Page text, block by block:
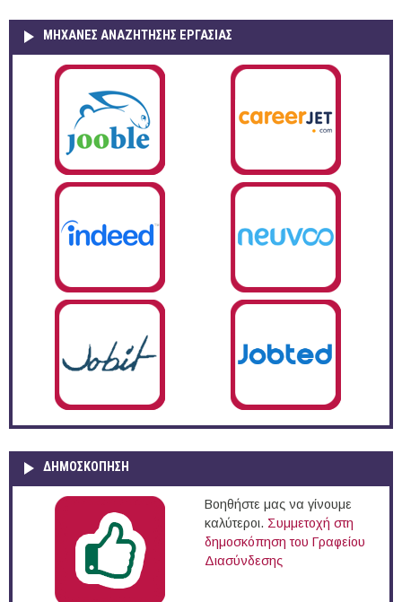
ΜΗΧΑΝΕΣ ΑΝΑΖΗΤΗΣΗΣ ΕΡΓΑΣΙΑΣ
ΔΗΜΟΣΚΌΠΗΣΗ
Βοηθήστε μας να γίνουμε
καλύτεροι. Συμμετοχή στη
δημοσκόπηση του Γραφείου
Διασύνδεσης